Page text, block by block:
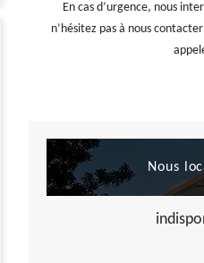
En cas d’urgence, nous
n’hésitez pas à nous
Nous